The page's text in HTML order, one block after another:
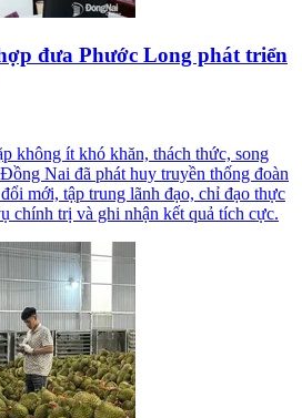
đưa Phước Long phát triển
không ít khó khăn, thách thức, song
Nai đã phát huy truyền thống đoàn
mới, tập trung lãnh đạo, chỉ đạo thực
chính trị và ghi nhận kết quả tích cực.